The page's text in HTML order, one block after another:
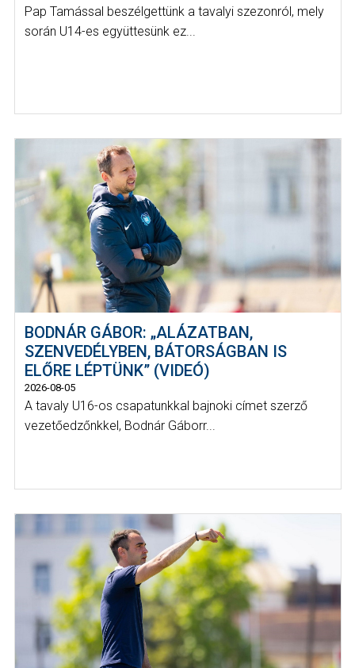
Pap Tamással beszélgettünk a tavalyi szezonról, mely
során U14-es együttesünk ez...
BODNÁR GÁBOR: „ALÁZATBAN,
SZENVEDÉLYBEN, BÁTORSÁGBAN IS
ELŐRE LÉPTÜNK” (VIDEÓ)
2026-08-05
A tavaly U16-os csapatunkkal bajnoki címet szerző
vezetőedzőnkkel, Bodnár Gáborr...